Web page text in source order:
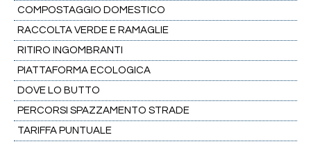
COMPOSTAGGIO DOMESTICO
RACCOLTA VERDE E RAMAGLIE
RITIRO INGOMBRANTI
PIATTAFORMA ECOLOGICA
DOVE LO BUTTO
PERCORSI SPAZZAMENTO STRADE
TARIFFA PUNTUALE